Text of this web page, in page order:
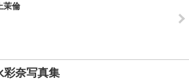
茉倫
彩奈写真集